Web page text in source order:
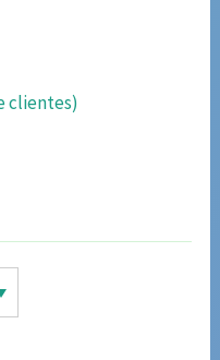
clientes)